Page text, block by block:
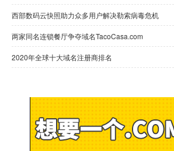
西部数码云快照助力众多用户解决勒索病毒危机
两家同名连锁餐厅争夺域名TacoCasa.com
2020年全球十大域名注册商排名